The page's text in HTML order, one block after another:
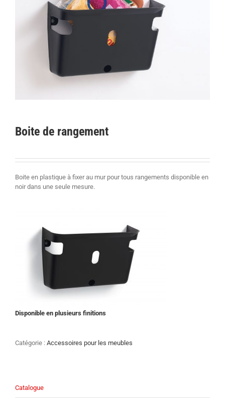
Boite de rangement
Boite en plastique à fixer au mur pour tous rangements disponible en
noir dans une seule mesure.
Disponible en plusieurs finitions
Catégorie : Accessoires pour les meubles
Catalogue